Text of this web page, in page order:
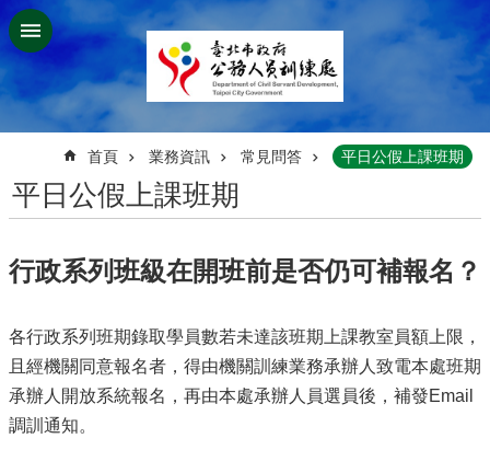
跳到主要內容區塊
首頁 業務資訊 常見問答 平日公假上課班期
平日公假上課班期
行政系列班級在開班前是否仍可補報名？
各行政系列班期錄取學員數若未達該班期上課教室員額上限，
且經機關同意報名者，得由機關訓練業務承辦人致電本處班期
承辦人開放系統報名，再由本處承辦人員選員後，補發Email
調訓通知。